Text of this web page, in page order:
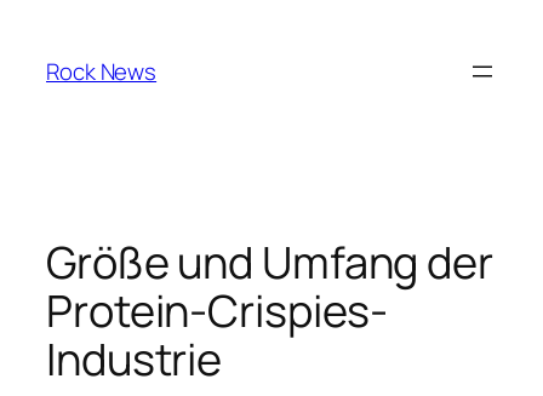
content
Rock News
Größe und Umfang der
Protein-Crispies-
Industrie